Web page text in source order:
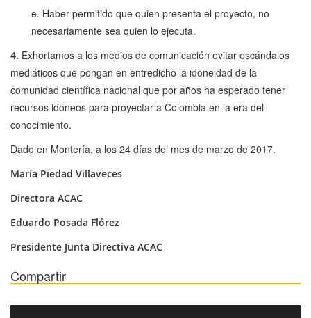
e. Haber permitido que quien presenta el proyecto, no
necesariamente sea quien lo ejecuta.
4. Exhortamos a los medios de comunicación evitar escándalos
mediáticos que pongan en entredicho la idoneidad de la
comunidad científica nacional que por años ha esperado tener
recursos idóneos para proyectar a Colombia en la era del
conocimiento.
Dado en Montería, a los 24 días del mes de marzo de 2017.
María Piedad Villaveces
Directora ACAC
Eduardo Posada Flórez
Presidente Junta Directiva ACAC
Compartir